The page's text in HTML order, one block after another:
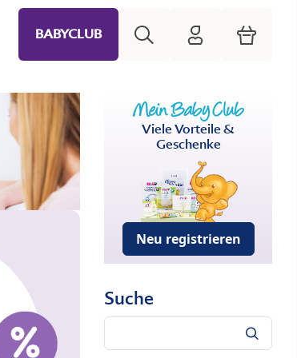
BABYCLUB HiPP Mein
Viele Vorteile &
Geschenke
Neu registrieren
Suche